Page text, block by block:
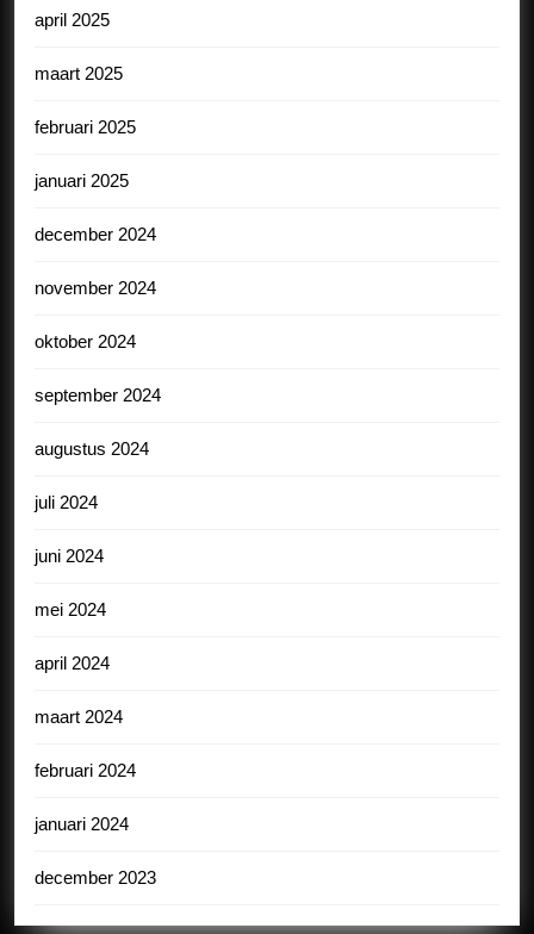
april 2025
maart 2025
februari 2025
januari 2025
december 2024
november 2024
oktober 2024
september 2024
augustus 2024
juli 2024
juni 2024
mei 2024
april 2024
maart 2024
februari 2024
januari 2024
december 2023